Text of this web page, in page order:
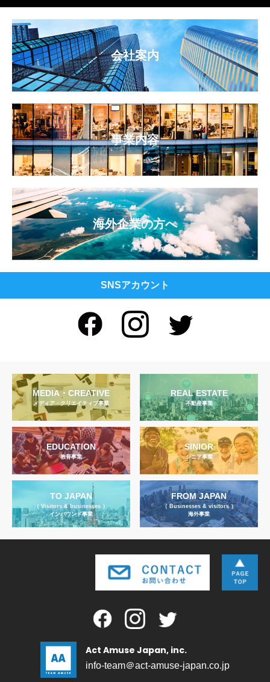
会社案内
事業内容
海外企業の方へ
SNSアカウント
MEDIA・CREATIVE
メディア・クリエイティブ事業
REAL ESTATE
不動産事業
EDUCATION
教育事業
SINIOR
シニア事業
TO JAPAN
（ Visitors & businesses ）
インバウンド事業
FROM JAPAN
（ Businesses & visitors ）
海外事業
Act Amuse Japan, inc.
info-team＠act-amuse-japan.co.jp